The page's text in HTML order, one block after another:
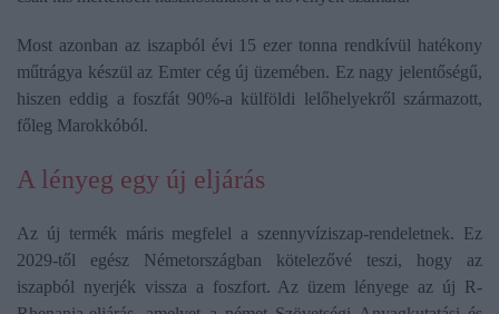
Most azonban az iszapból évi 15 ezer tonna rendkívül hatékony
műtrágya készül az Emter cég új üzemében. Ez nagy jelentőségű,
hiszen eddig a foszfát 90%-a külföldi lelőhelyekről származott,
főleg Marokkóból.
A lényeg egy új eljárás
Az új termék máris megfelel a szennyvíziszap-rendeletnek. Ez
2029-től egész Németországban kötelezővé teszi, hogy az
iszapból nyerjék vissza a foszfort. Az üzem lényege az új R-